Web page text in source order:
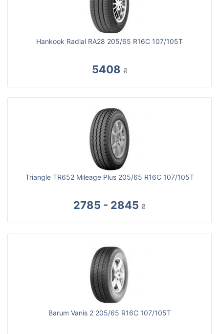
Hankook Radial RA28 205/65 R16C 107/105T
5408 ₴
Triangle TR652 Mileage Plus 205/65 R16C 107/105T
2785 - 2845 ₴
Barum Vanis 2 205/65 R16C 107/105T